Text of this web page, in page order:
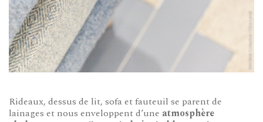
Rideaux, dessus de lit, sofa et fauteuil se parent de
lainages et nous enveloppent d’une atmosphère